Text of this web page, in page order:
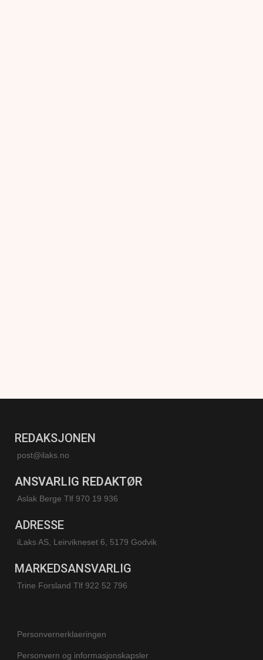
REDAKSJONEN
post@ilaks.no
ANSVARLIG REDAKTØR
Aslak Berge Tlf 970 19 936
ADRESSE
iLaks AS, Leirvikneset 6, 5179 Godvik
MARKEDSANSVARLIG
Trine Forsland Tlf 922 52 796
Personvernerklaeringen
Personvern og informasjonskapsler